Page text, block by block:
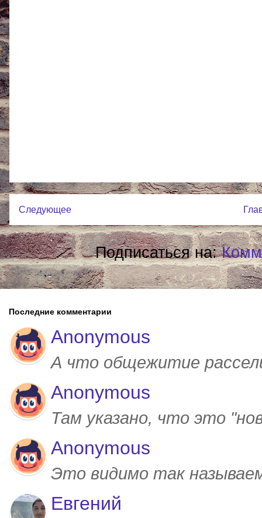
Следующее
Подписаться на:
Последние комментарии
Anonymous
А что общежитие
Anonymous
Там указано, что это
Anonymous
Это видимо так
Евгений